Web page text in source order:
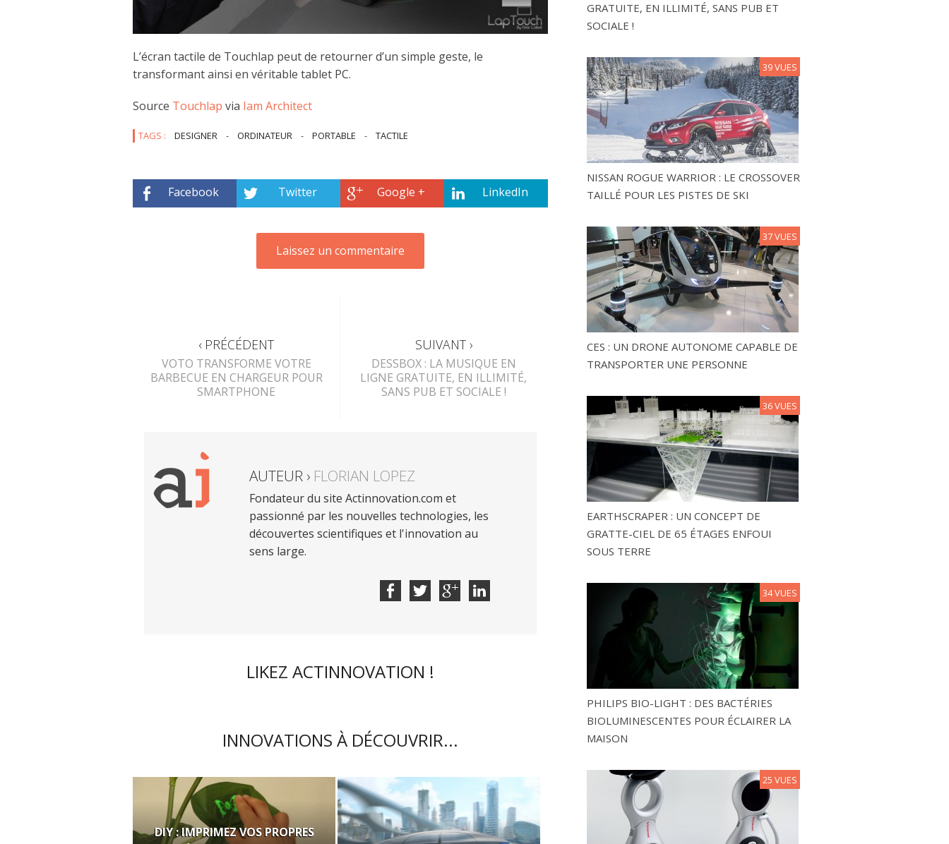
L’écran tactile de Touchlap peut de retourner d’un simple geste, le
transformant ainsi en véritable tablet PC.
Source Touchlap via Iam Architect
TAGS : DESIGNER - ORDINATEUR - PORTABLE - TACTILE
Facebook Twitter Google + LinkedIn
‹ PRÉCÉDENT
VOTO TRANSFORME VOTRE
BARBECUE EN CHARGEUR POUR
SMARTPHONE
SUIVANT ›
DESSBOX : LA MUSIQUE EN
LIGNE GRATUITE, EN ILLIMITÉ,
SANS PUB ET SOCIALE !
AUTEUR › FLORIAN LOPEZ
Fondateur du site Actinnovation.com et
passionné par les nouvelles technologies, les
découvertes scientifiques et l'innovation au
sens large.
LIKEZ ACTINNOVATION !
INNOVATIONS À DÉCOUVRIR...
DIY : IMPRIMEZ VOS PROPRES
GRATUITE, EN ILLIMITÉ, SANS PUB ET
SOCIALE !
NISSAN ROGUE WARRIOR : LE CROSSOVER
TAILLÉ POUR LES PISTES DE SKI
39 VUES
CES : UN DRONE AUTONOME CAPABLE DE
TRANSPORTER UNE PERSONNE
37 VUES
EARTHSCRAPER : UN CONCEPT DE
GRATTE-CIEL DE 65 ÉTAGES ENFOUI
SOUS TERRE
36 VUES
PHILIPS BIO-LIGHT : DES BACTÉRIES
BIOLUMINESCENTES POUR ÉCLAIRER LA
MAISON
34 VUES
25 VUES